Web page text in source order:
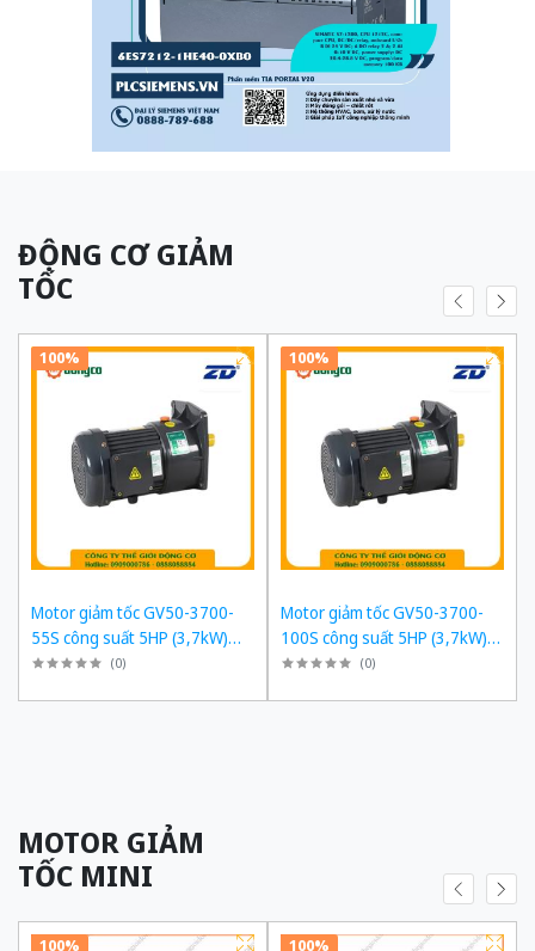
ĐỘNG CƠ GIẢM
TỐC
100%
Motor giảm tốc GV50-3700-
55S công suất 5HP (3,7kW)
1/55 kiểu lắp Mặt bích
(0)
100%
Motor giảm tốc GV50-3700-
100S công suất 5HP (3,7kW)
1/100 kiểu lắp Mặt bích
(0)
MOTOR GIẢM
TỐC MINI
100% 100%